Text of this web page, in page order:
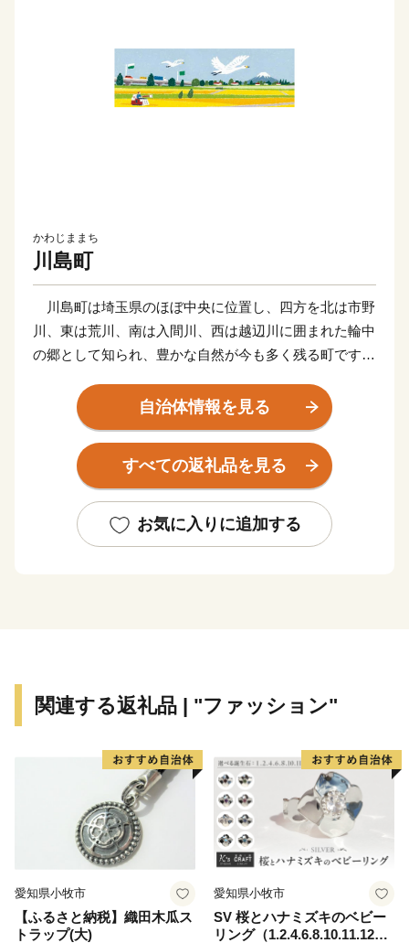
かわじままち
川島町
川島町は埼玉県のほぼ中央に位置し、四方を北は市野
川、東は荒川、南は入間川、西は越辺川に囲まれた輪中
の郷として知られ、豊かな自然が今も多く残る町です。
平坦な地形と豊かな水、気候など理想的な条件が整って
おり、江戸時代には、お蔵米として川越藩に献上されて
いた由緒あるお米が産み出されています。
また、町の特産として、県内でも有数の産地となって
の栽培が盛んです。
新たな取り組みとして、町の魅力を地域住民が再認識
など）」、「食（すったて、呉汁など）」、「歴史文化
る地域資源を掘り起こし、川島町のＰＲを行っていくも
川島町は、ふるさと納税の対象団体として総務大臣か
ら指定を受けているため、本町に寄附した場合は、税制
上の特例控除を受けることができます。
自治体情報を見る
すべての返礼品を見る
お気に入りに追加する
関連する返礼品 | "ファッション"
愛知県小牧市
【ふるさと納税】織田木瓜ス
トラップ(大)
愛知県小牧市
SV 桜とハナミズキのベビー
リング（1.2.4.6.8.10.11.12